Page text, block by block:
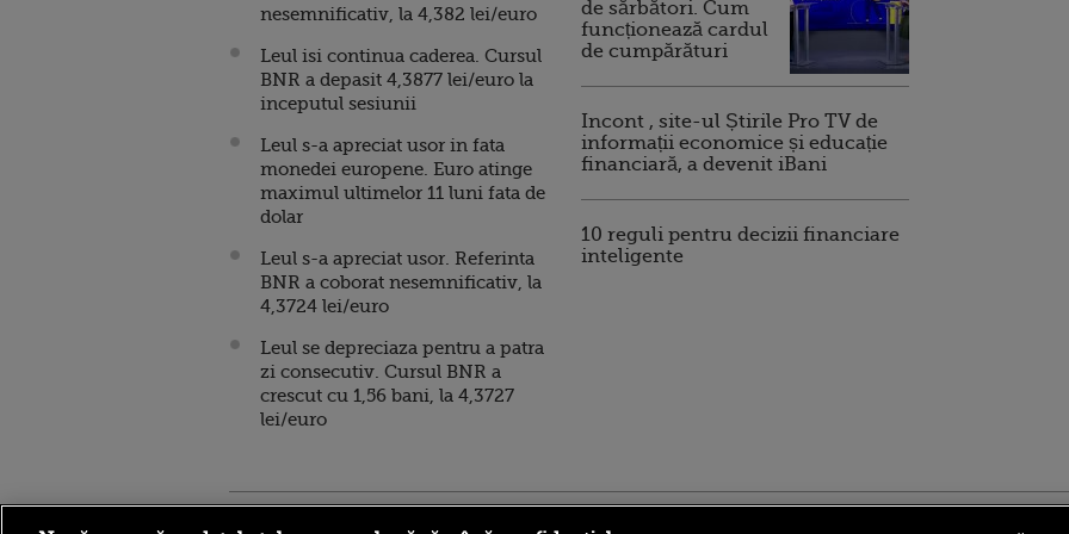
nesemnificativ, la 4,382 lei/euro
Leul isi continua caderea. Cursul
BNR a depasit 4,3877 lei/euro la
inceputul sesiunii
Leul s-a apreciat usor in fata
monedei europene. Euro atinge
maximul ultimelor 11 luni fata de
dolar
Leul s-a apreciat usor. Referinta
BNR a coborat nesemnificativ, la
4,3724 lei/euro
Leul se depreciaza pentru a patra
zi consecutiv. Cursul BNR a
crescut cu 1,56 bani, la 4,3727
lei/euro
de sărbători. Cum
funcționează cardul
de cumpărături
Incont , site-ul Știrile Pro TV de
informații economice și educație
financiară, a devenit iBani
10 reguli pentru decizii financiare
inteligente